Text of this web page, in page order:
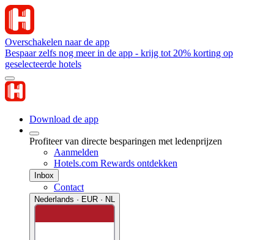
Overschakelen naar de app
Bespaar zelfs nog meer in de app - krijg tot 20% korting op
geselecteerde hotels
Download de app
Profiteer van directe besparingen met ledenprijzen
Aanmelden
Hotels.com Rewards ontdekken
Inbox
Contact
Nederlands · EUR · NL